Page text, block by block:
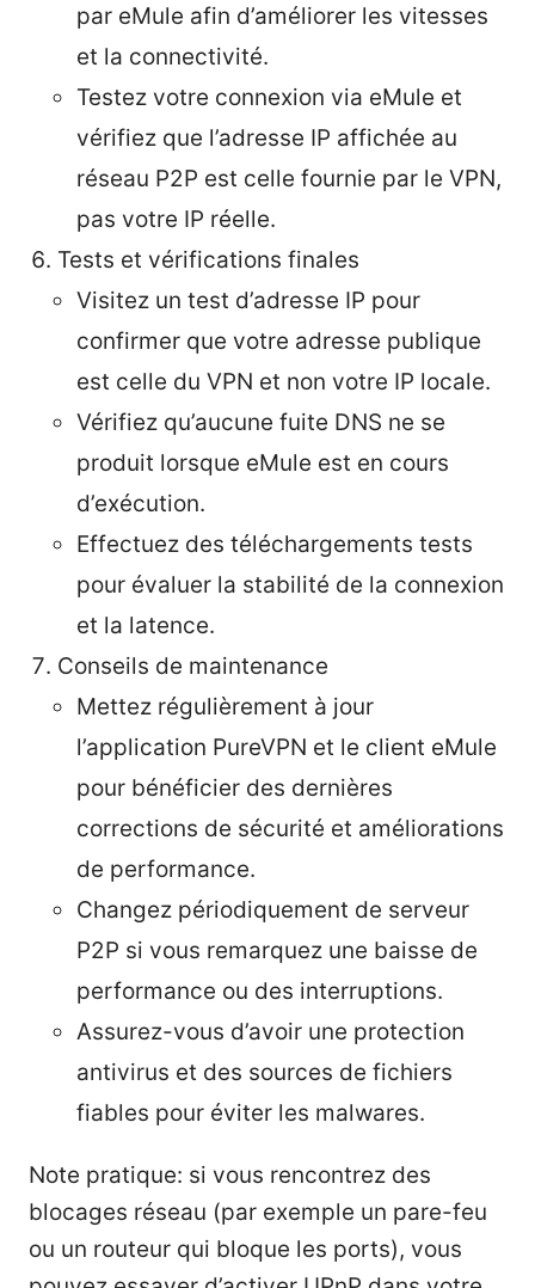
par eMule afin d’améliorer les vitesses
et la connectivité.
Testez votre connexion via eMule et
vérifiez que l’adresse IP affichée au
réseau P2P est celle fournie par le VPN,
pas votre IP réelle.
Tests et vérifications finales
Visitez un test d’adresse IP pour
confirmer que votre adresse publique
est celle du VPN et non votre IP locale.
Vérifiez qu’aucune fuite DNS ne se
produit lorsque eMule est en cours
d’exécution.
Effectuez des téléchargements tests
pour évaluer la stabilité de la connexion
et la latence.
Conseils de maintenance
Mettez régulièrement à jour
l’application PureVPN et le client eMule
pour bénéficier des dernières
corrections de sécurité et améliorations
de performance.
Changez périodiquement de serveur
P2P si vous remarquez une baisse de
performance ou des interruptions.
Assurez-vous d’avoir une protection
antivirus et des sources de fichiers
fiables pour éviter les malwares.
Note pratique: si vous rencontrez des
blocages réseau (par exemple un pare-feu
ou un routeur qui bloque les ports), vous